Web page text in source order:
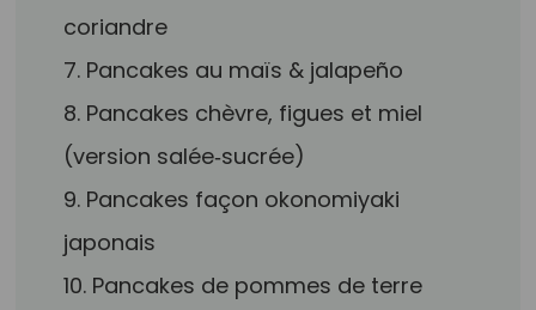
coriandre
7. Pancakes au maïs & jalapeño
8. Pancakes chèvre, figues et miel
(version salée‑sucrée)
9. Pancakes façon okonomiyaki
japonais
10. Pancakes de pommes de terre